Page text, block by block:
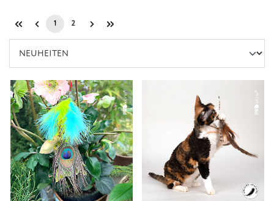
Seite
1 Seite
2